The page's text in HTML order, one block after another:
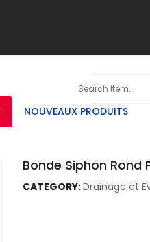
NOUVEAUX PRODUITS
Bonde Siphon Rond
CATEGORY:Drainage et